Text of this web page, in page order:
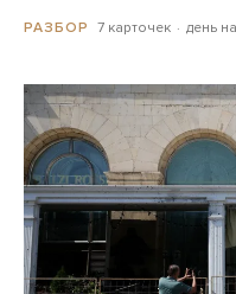
РАЗБОР 7 карточек день